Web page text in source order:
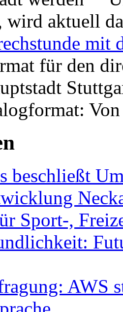
wird aktuell
mit
für den
beschließt
Sport-,
AWS